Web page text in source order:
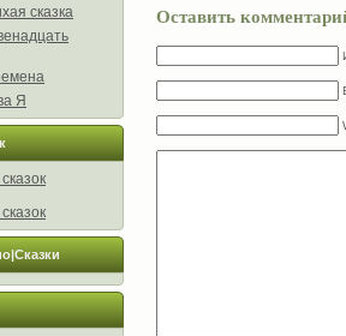
сказка
Я
Оставить